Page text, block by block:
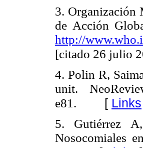
3. Organización
de Acción
http://
[citado 26 julio
4. Polin R,
unit.
e81. [ Links
5. Gutiérrez
Nosocomiales